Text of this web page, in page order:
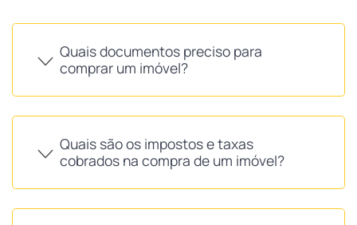
Quais documentos preciso para
comprar um imóvel?
Quais são os impostos e taxas
cobrados na compra de um imóvel?